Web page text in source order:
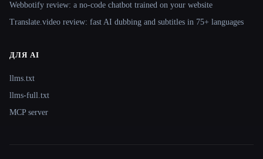
Webbotify review: a no-code chatbot trained on your website
Translate.video review: fast AI dubbing and subtitles in 75+ languages
ДЛЯ AI
llms.txt
llms-full.txt
MCP server